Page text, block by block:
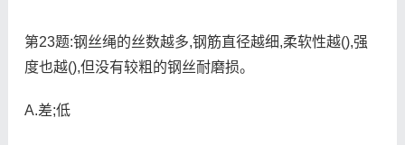
第23题:钢丝绳的丝数越多,钢筋直径越细,柔软性越(),强
度也越(),但没有较粗的钢丝耐磨损。
A.差;低